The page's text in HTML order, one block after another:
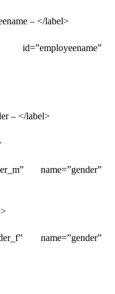
– </label>
– </label>
name=”gender”
name=”gender”